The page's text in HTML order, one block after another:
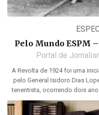
Pelo Mundo ESPM
Portal de
A Revolta de 1924 foi uma
pelo General Isidoro Dias
tenentista, ocorrendo dois